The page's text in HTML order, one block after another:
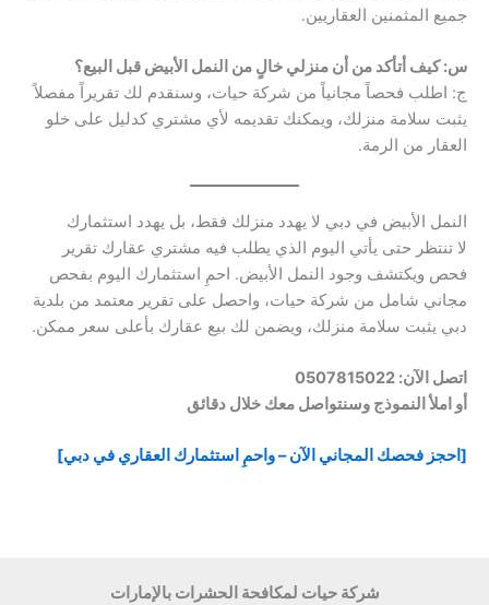
جميع المثمنين العقاريين.
س: كيف أتأكد من أن منزلي خالٍ من النمل الأبيض قبل البيع؟
ج: اطلب فحصاً مجانياً من شركة حيات، وسنقدم لك تقريراً مفصلاً
يثبت سلامة منزلك، ويمكنك تقديمه لأي مشتري كدليل على خلو
العقار من الرمة.
النمل الأبيض في دبي لا يهدد منزلك فقط، بل يهدد استثمارك
لا تنتظر حتى يأتي اليوم الذي يطلب فيه مشتري عقارك تقرير
فحص ويكتشف وجود النمل الأبيض. احمِ استثمارك اليوم بفحص
مجاني شامل من شركة حيات، واحصل على تقرير معتمد من بلدية
دبي يثبت سلامة منزلك، ويضمن لك بيع عقارك بأعلى سعر ممكن.
اتصل الآن: 0507815022
أو املأ النموذج وسنتواصل معك خلال دقائق
[احجز فحصك المجاني الآن – واحمِ استثمارك العقاري في دبي]
شركة حيات لمكافحة الحشرات بالإمارات